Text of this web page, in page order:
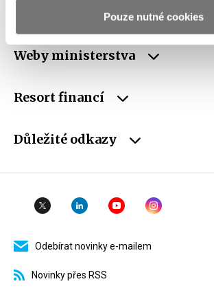
Pouze nutné cookies
Weby ministerstva
Resort financí
Důležité odkazy
Odebírat novinky e-mailem
Novinky přes RSS